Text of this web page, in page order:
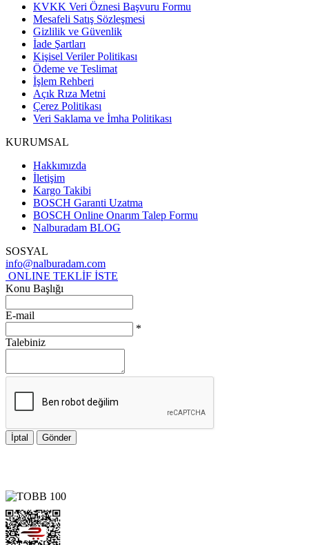
KVKK Veri Öznesi Başvuru Formu
Mesafeli Satış Sözleşmesi
Gizlilik ve Güvenlik
İade Şartları
Kişisel Veriler Politikası
Ödeme ve Teslimat
İşlem Rehberi
Açık Rıza Metni
Çerez Politikası
Veri Saklama ve İmha Politikası
KURUMSAL
Hakkımızda
İletişim
Kargo Takibi
BOSCH Garanti Uzatma
BOSCH Online Onarım Talep Formu
Nalburadam BLOG
SOSYAL
info@nalburadam.com
ONLINE TEKLİF İSTE
Konu Başlığı
E-mail
*
Talebiniz
İptal Gönder